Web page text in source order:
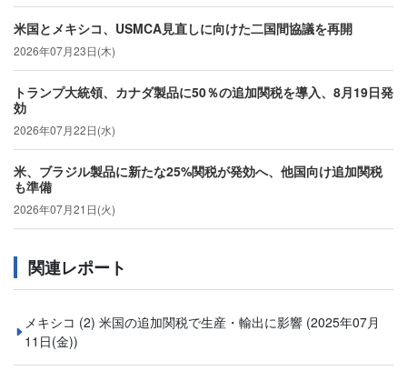
米国とメキシコ、USMCA見直しに向けた二国間協議を再開
2026年07月23日(木)
トランプ大統領、カナダ製品に50％の追加関税を導入、8月19日発
効
2026年07月22日(水)
米、ブラジル製品に新たな25%関税が発効へ、他国向け追加関税
も準備
2026年07月21日(火)
関連レポート
メキシコ (2) 米国の追加関税で生産・輸出に影響 (2025年07月
11日(金))